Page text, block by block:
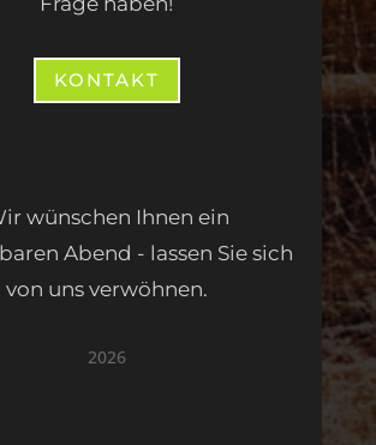
KONTAKT
wünschen Ihnen ein
Abend - lassen Sie sich
von uns verwöhnen.
2026